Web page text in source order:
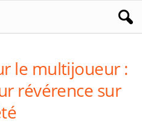
le multijoueur :
révérence sur